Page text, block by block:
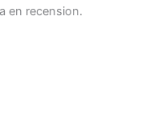
en recension.